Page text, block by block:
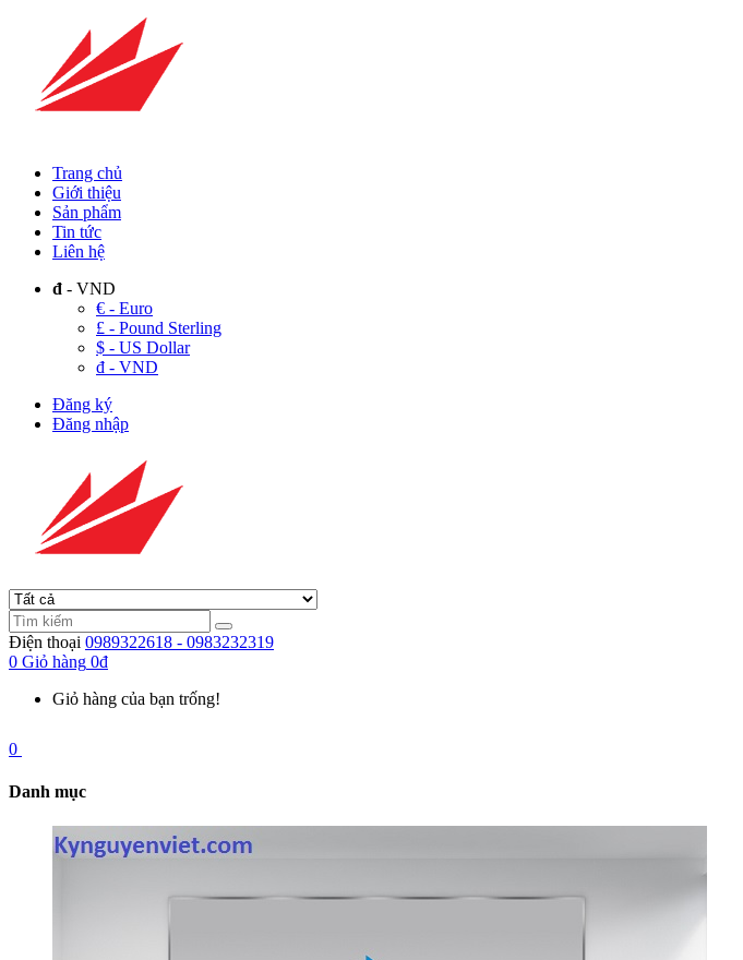
Trang chủ
Giới thiệu
Sản phẩm
Tin tức
Liên hệ
đ - VND
€ - Euro
£ - Pound Sterling
$ - US Dollar
đ - VND
Đăng ký
Đăng nhập
Điện thoại 0989322618 - 0983232319
0 Giỏ hàng 0đ
Giỏ hàng của bạn trống!
0
Danh mục